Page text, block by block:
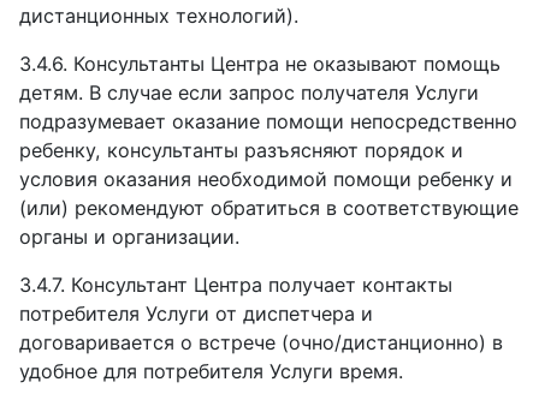
дистанционных технологий).
3.4.6. Консультанты Центра не оказывают помощь
детям. В случае если запрос получателя Услуги
подразумевает оказание помощи непосредственно
ребенку, консультанты разъясняют порядок и
условия оказания необходимой помощи ребенку и
(или) рекомендуют обратиться в соответствующие
органы и организации.
3.4.7. Консультант Центра получает контакты
потребителя Услуги от диспетчера и
договаривается о встрече (очно/дистанционно) в
удобное для потребителя Услуги время.